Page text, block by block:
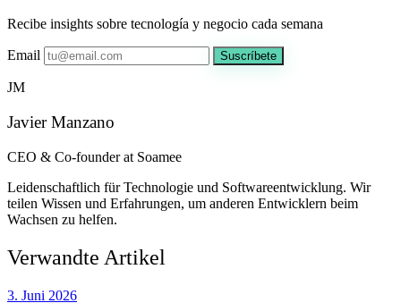
Recibe insights sobre tecnología y negocio cada semana
Email Suscríbete
JM
Javier Manzano
CEO & Co-founder at Soamee
Leidenschaftlich für Technologie und Softwareentwicklung. Wir
teilen Wissen und Erfahrungen, um anderen Entwicklern beim
Wachsen zu helfen.
Verwandte Artikel
3. Juni 2026